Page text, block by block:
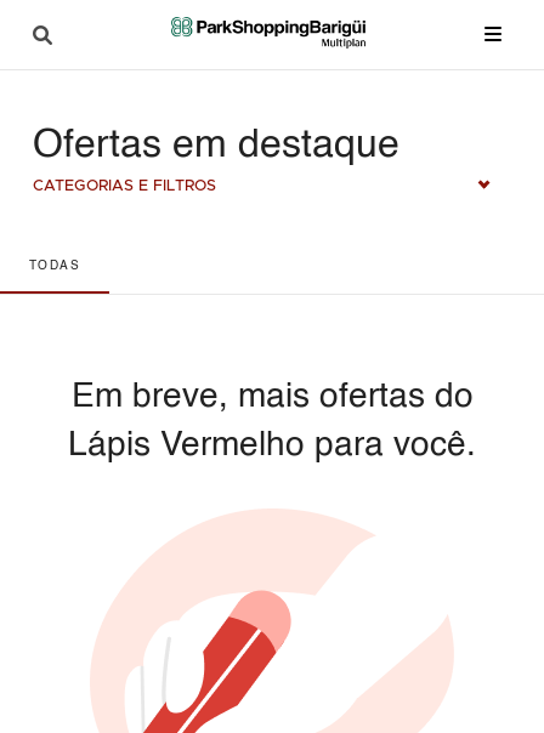
Ofertas em destaque
CATEGORIAS E FILTROS
TODAS
Em breve, mais ofertas do
Lápis Vermelho para você.